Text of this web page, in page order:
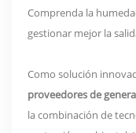
Comprenda la
gestionar mejor la
Como solución
proveedores de
la combinación de